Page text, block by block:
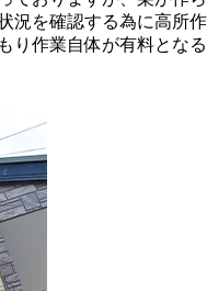
況を確認する為に高所作
り作業自体が有料となる